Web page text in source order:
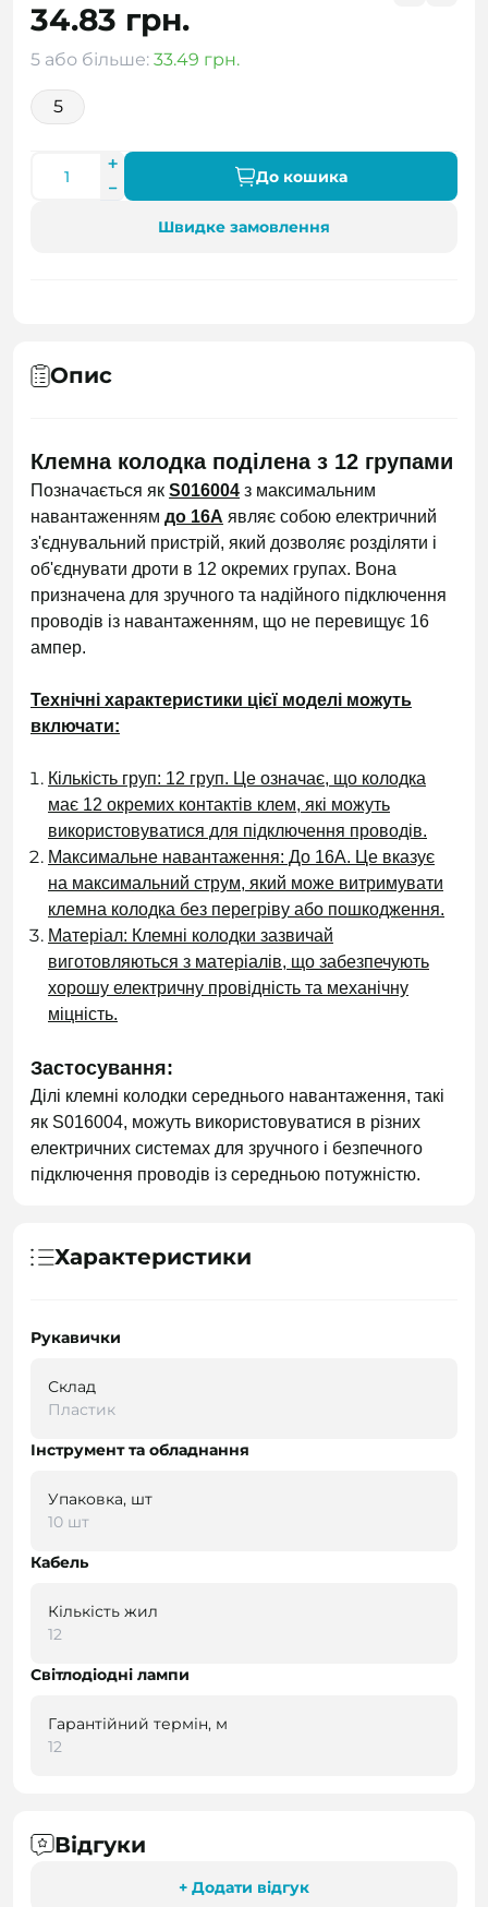
34.83 грн.
5 або більше: 33.49 грн.
5
До кошика
Швидке замовлення
Опис
Клемна колодка поділена з 12 групами
Позначається як S016004 з максимальним
навантаженням до 16А являє собою електричний
з'єднувальний пристрій, який дозволяє розділяти і
об'єднувати дроти в 12 окремих групах. Вона
призначена для зручного та надійного підключення
проводів із навантаженням, що не перевищує 16
ампер.
Технічні характеристики цієї моделі можуть
включати:
Кількість груп: 12 груп. Це означає, що колодка
має 12 окремих контактів клем, які можуть
використовуватися для підключення проводів.
Максимальне навантаження: До 16А. Це вказує
на максимальний струм, який може витримувати
клемна колодка без перегріву або пошкодження.
Матеріал: Клемні колодки зазвичай
виготовляються з матеріалів, що забезпечують
хорошу електричну провідність та механічну
міцність.
Застосування:
Ділі клемні колодки середнього навантаження, такі
як S016004, можуть використовуватися в різних
електричних системах для зручного і безпечного
підключення проводів із середньою потужністю.
Характеристики
Рукавички
Склад
Пластик
Інструмент та обладнання
Упаковка, шт
10 шт
Кабель
Кількість жил
12
Світлодіодні лампи
Гарантійний термін, м
12
Відгуки
+ Додати відгук